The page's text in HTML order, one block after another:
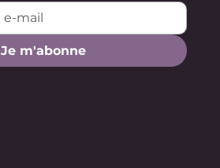
Je m'abonne